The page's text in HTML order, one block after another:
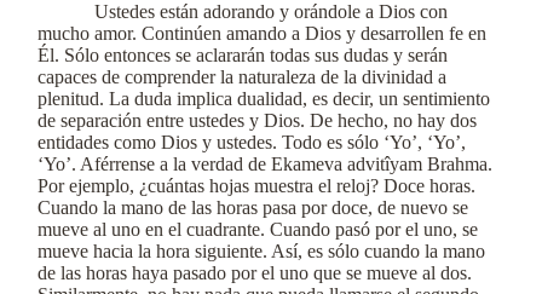
Ustedes están adorando y orándole a Dios con
mucho amor. Continúen amando a Dios y desarrollen fe en
Él. Sólo entonces se aclararán todas sus dudas y serán
capaces de comprender la naturaleza de la divinidad a
plenitud. La duda implica dualidad, es decir, un sentimiento
de separación entre ustedes y Dios. De hecho, no hay dos
entidades como Dios y ustedes. Todo es sólo ‘Yo’, ‘Yo’,
‘Yo’. Aférrense a la verdad de Ekameva advitîyam Brahma.
Por ejemplo, ¿cuántas hojas muestra el reloj? Doce horas.
Cuando la mano de las horas pasa por doce, de nuevo se
mueve al uno en el cuadrante. Cuando pasó por el uno, se
mueve hacia la hora siguiente. Así, es sólo cuando la mano
de las horas haya pasado por el uno que se mueve al dos.